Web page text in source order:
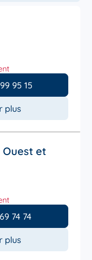
95 15
plus
Ouest et
74 74
plus